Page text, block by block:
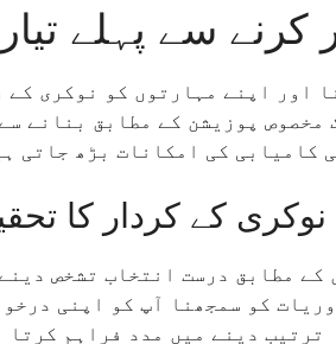
کرنے سے پہلے
اور اپنے مہارتوں کو نوکری کے
مخصوص پوزیشن کے مطابق بنانے
کامیابی کی امکانات بڑھ جاتی
نوکری کے کردار کا
کے مطابق درست انتخاب تشخص
کو سمجھنا آپ کو اپنی
ترتیب دینے میں مدد فراہم کرتا